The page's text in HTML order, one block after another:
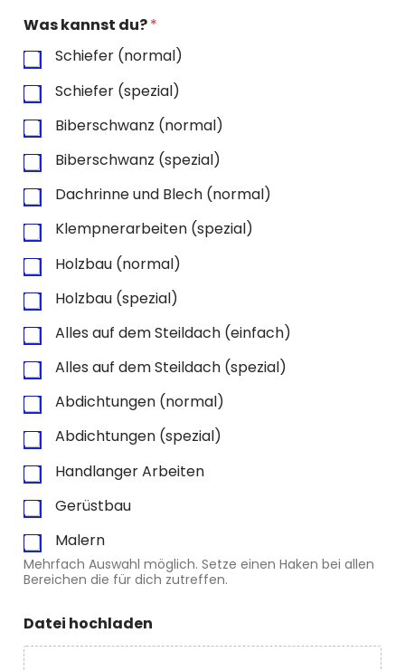
Was kannst du?*
Schiefer (normal)
Schiefer (spezial)
Biberschwanz (normal)
Biberschwanz (spezial)
Dachrinne und Blech (normal)
Klempnerarbeiten (spezial)
Holzbau (normal)
Holzbau (spezial)
Alles auf dem Steildach (einfach)
Alles auf dem Steildach (spezial)
Abdichtungen (normal)
Abdichtungen (spezial)
Handlanger Arbeiten
Gerüstbau
Malern
Mehrfach Auswahl möglich. Setze einen Haken bei allen
Bereichen die für dich zutreffen.
Datei hochladen